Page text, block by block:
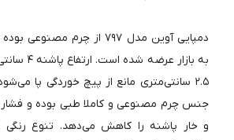
دمپایی آوین مدل ۷۹۷ از چرم مصنوعی
به بازار عرضه شده است.
۲.۵ سانتی‌متری مانع از پیچ خوردگی پا می‌شود.
جنس چرم مصنوعی و کاملا طبی بوده و فشار
و خار پاشنه را کاهش می‌دهد. تنوع رنگی